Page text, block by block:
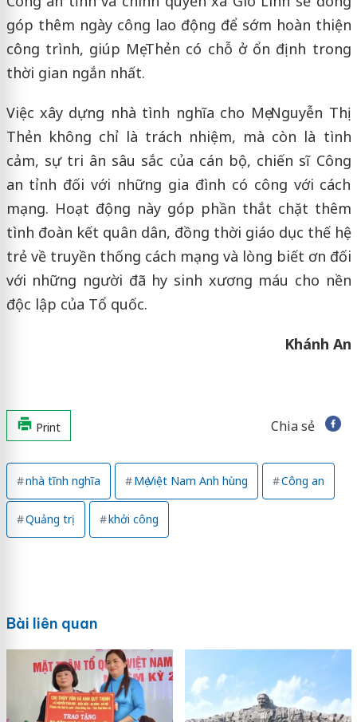
góp thêm ngày công lao động để sớm hoàn thiện
công trình, giúp Mẹ Thẻn có chỗ ở ổn định trong
thời gian ngắn nhất.
Việc xây dựng nhà tình nghĩa cho Mẹ Nguyễn Thị
Thẻn không chỉ là trách nhiệm, mà còn là tình
cảm, sự tri ân sâu sắc của cán bộ, chiến sĩ Công
an tỉnh đối với những gia đình có công với cách
mạng. Hoạt động này góp phần thắt chặt thêm
tình đoàn kết quân dân, đồng thời giáo dục thế hệ
trẻ về truyền thống cách mạng và lòng biết ơn đối
với những người đã hy sinh xương máu cho nền
độc lập của Tổ quốc.
Khánh An
Print Chia sẻ
nhà tĩnh nghĩa Mẹ Việt Nam Anh hùng Công an
Quảng trị khởi công
Bài liên quan